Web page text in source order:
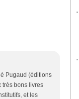
Pugaud (éditions
très bons livres
et les